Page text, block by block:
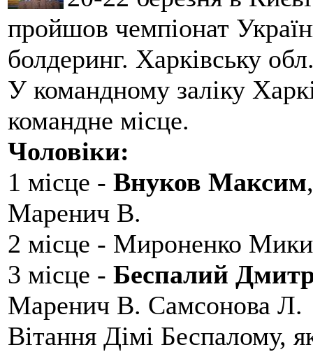
пройшов чемпіонат
болдеринг. Харківську
У командному заліку
командне місце.
Чоловіки:
1 місце - Внуков Максим
Маренич В.
2 місце - Мироненко
3 місце - Беспалий
Маренич В. Самсонова Л.
Вітання Дімі Беспалому,